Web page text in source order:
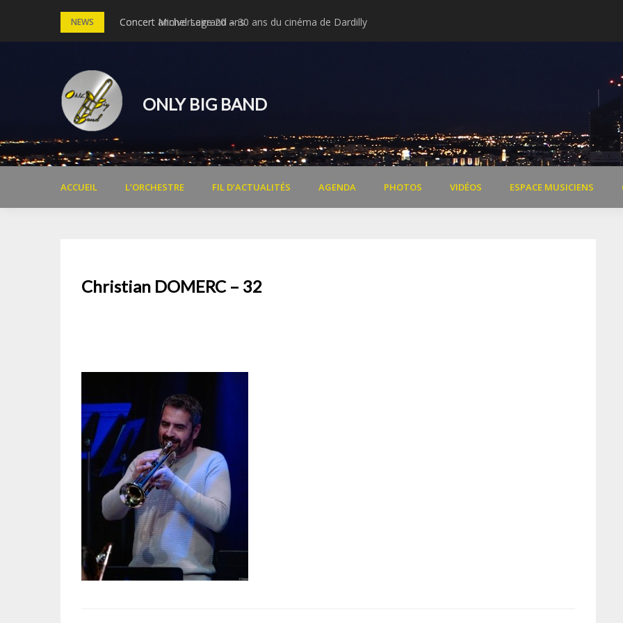
NEWS Concert anniversaire 20 ans
Concert Michel Legrand – 30 ans du cinéma de Dardilly
ONLY BIG BAND
ACCUEIL L’ORCHESTRE FIL D’ACTUALITÉS AGENDA PHOTOS VIDÉOS ESPACE MUSICIENS
Christian DOMERC – 32